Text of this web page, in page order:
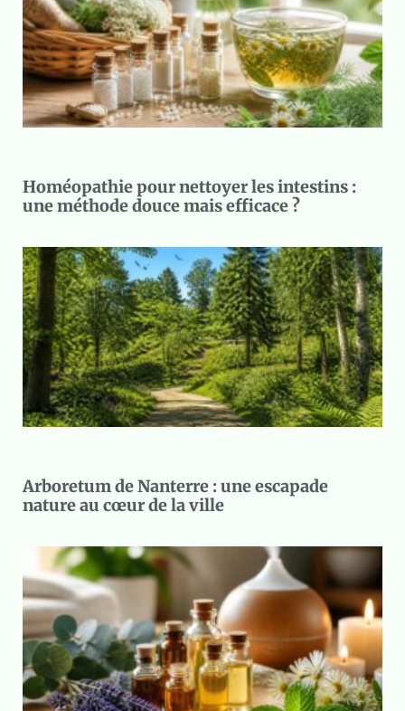
Homéopathie pour nettoyer les intestins :
une méthode douce mais efficace ?
Arboretum de Nanterre : une escapade
nature au cœur de la ville